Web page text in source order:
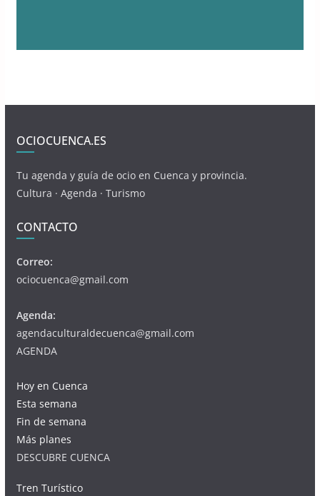
OCIOCUENCA.ES
Tu agenda y guía de ocio en Cuenca y provincia.
Cultura · Agenda · Turismo
CONTACTO
Correo:
ociocuenca@gmail.com
Agenda:
agendaculturaldecuenca@gmail.com
AGENDA
Hoy en Cuenca
Esta semana
Fin de semana
Más planes
DESCUBRE CUENCA
Tren Turístico